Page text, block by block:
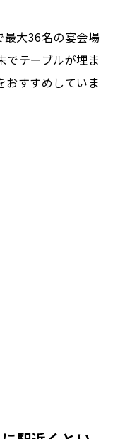
最大36名の宴会場
でテーブルが埋ま
おすすめしていま